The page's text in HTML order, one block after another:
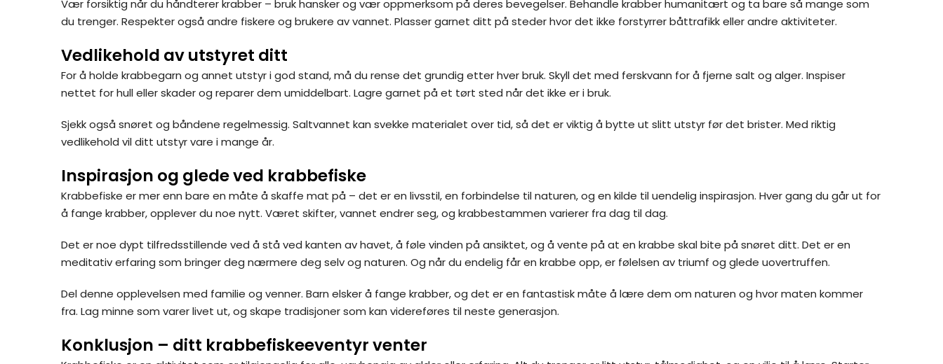
Vær forsiktig når du håndterer krabber – bruk hansker og vær oppmerksom på deres bevegelser. Behandle krabber humanitært og ta bare så mange som
du trenger. Respekter også andre fiskere og brukere av vannet. Plasser garnet ditt på steder hvor det ikke forstyrrer båttrafikk eller andre aktiviteter.
Vedlikehold av utstyret ditt
For å holde krabbegarn og annet utstyr i god stand, må du rense det grundig etter hver bruk. Skyll det med ferskvann for å fjerne salt og alger. Inspiser
nettet for hull eller skader og reparer dem umiddelbart. Lagre garnet på et tørt sted når det ikke er i bruk.
Sjekk også snøret og båndene regelmessig. Saltvannet kan svekke materialet over tid, så det er viktig å bytte ut slitt utstyr før det brister. Med riktig
vedlikehold vil ditt utstyr vare i mange år.
Inspirasjon og glede ved krabbefiske
Krabbefiske er mer enn bare en måte å skaffe mat på – det er en livsstil, en forbindelse til naturen, og en kilde til uendelig inspirasjon. Hver gang du går ut for
å fange krabber, opplever du noe nytt. Været skifter, vannet endrer seg, og krabbestammen varierer fra dag til dag.
Det er noe dypt tilfredsstillende ved å stå ved kanten av havet, å føle vinden på ansiktet, og å vente på at en krabbe skal bite på snøret ditt. Det er en
meditativ erfaring som bringer deg nærmere deg selv og naturen. Og når du endelig får en krabbe opp, er følelsen av triumf og glede uovertruffen.
Del denne opplevelsen med familie og venner. Barn elsker å fange krabber, og det er en fantastisk måte å lære dem om naturen og hvor maten kommer
fra. Lag minne som varer livet ut, og skape tradisjoner som kan videreføres til neste generasjon.
Konklusjon – ditt krabbefiskeeventyr venter